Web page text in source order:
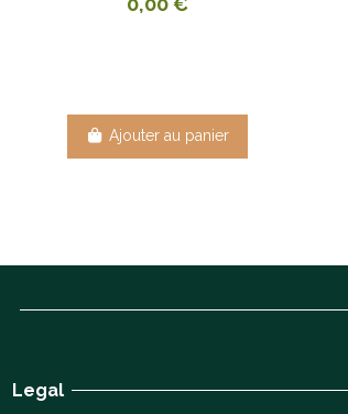
Ajouter au panier
Legal